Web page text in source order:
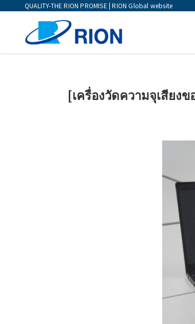
QUALITY-THE RION PROMISE | RION Global website
[เครื่องวัดความจุเสียง